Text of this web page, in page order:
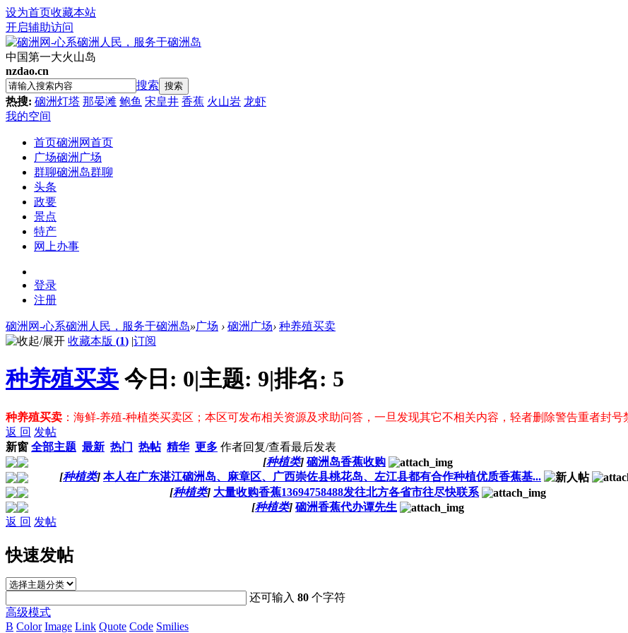
设为首页收藏本站
开启辅助访问
中国第一大火山岛
nzdao.cn
搜索 搜索
热搜: 硇洲灯塔 那晏滩 鲍鱼 宋皇井 香蕉 火山岩 龙虾
我的空间
首页硇洲网首页
广场硇洲广场
群聊硇洲岛群聊
头条
政要
景点
特产
网上办事
登录
注册
硇洲网-心系硇洲人民，服务于硇洲岛»广场 › 硇洲广场› 种养殖买卖
收藏本版 (1) |订阅
种养殖买卖 今日: 0|主题: 9|排名: 5
种养殖买卖 ：海鲜-养殖-种植类买卖区；本区可发布相关资源及求助问答，一旦发现其它不相关内容，轻者删除警告重者封号
返 回 发帖
新窗 全部主题 最新 热门 热帖 精华 更多 作者回复/查看最后发表
[种植类] 硇洲岛香蕉收购
[种植类] 本人在广东湛江硇洲岛、麻章区、广西崇佐县桃花岛、左江县都有合作种植优质香蕉基...
[种植类] 大量收购香蕉13694758488发往北方各省市往尽快联系
[种植类] 硇洲香蕉代办谭先生
返 回 发帖
快速发帖
还可输入80 个字符
高级模式
B Color Image Link Quote Code Smilies